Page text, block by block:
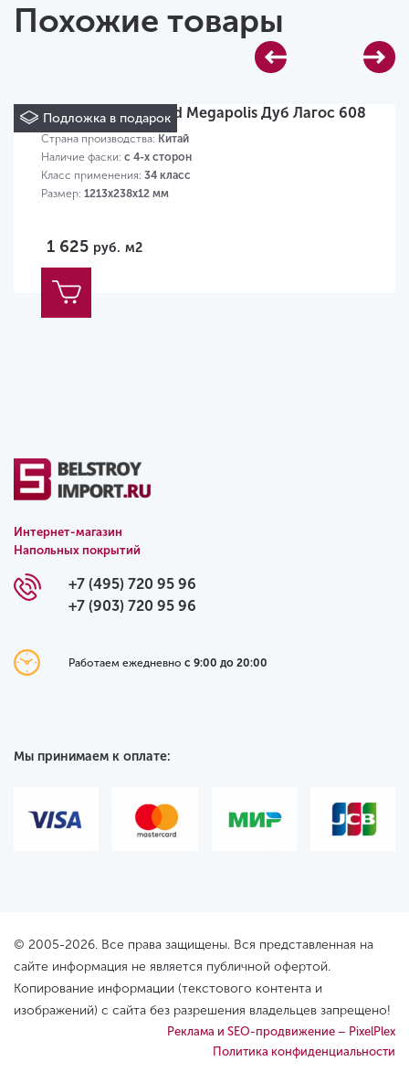
Похожие товары
Подложка в подарок
Ламинат Floorwood Megapolis Дуб Лагос 608
Страна производства: Китай
Наличие фаски: с 4-х сторон
Класс применения: 34 класс
Размер: 1213х238х12 мм
1 625 руб. м2
Интернет-магазин
Напольных покрытий
+7 (495) 720 95 96
+7 (903) 720 95 96
Работаем ежедневно с 9:00 до 20:00
Мы принимаем к оплате:
© 2005-2026. Все права защищены. Вся представленная на
сайте информация не является публичной офертой.
Копирование информации (текстового контента и
изображений) с сайта без разрешения владельцев запрещено!
Реклама и SEO-продвижение – PixelPlex
Политика конфиденциальности